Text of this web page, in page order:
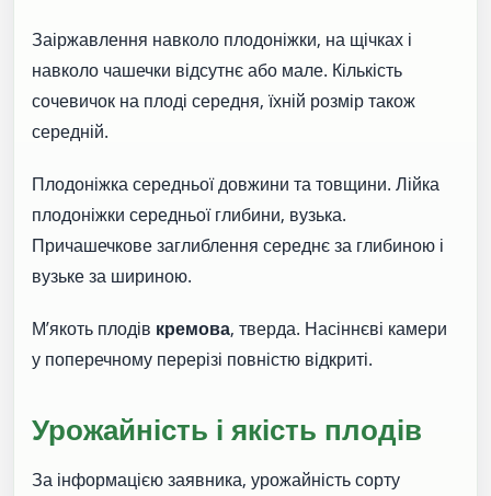
Заіржавлення навколо плодоніжки, на щічках і
навколо чашечки відсутнє або мале. Кількість
сочевичок на плоді середня, їхній розмір також
середній.
Плодоніжка середньої довжини та товщини. Лійка
плодоніжки середньої глибини, вузька.
Причашечкове заглиблення середнє за глибиною і
вузьке за шириною.
М’якоть плодів кремова, тверда. Насіннєві камери
у поперечному перерізі повністю відкриті.
Урожайність і якість плодів
За інформацією заявника, урожайність сорту